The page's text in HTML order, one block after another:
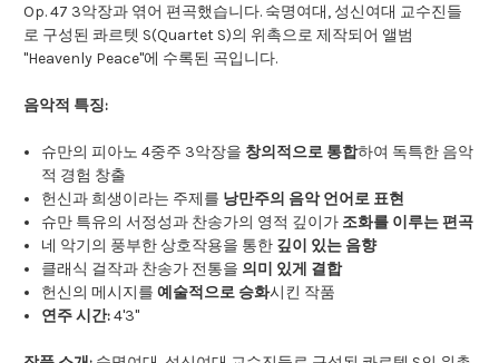
Op. 47 3악장과 엮어 편곡했습니다. 숙명여대, 성신여대 교수진들
로 구성된 콰르텟 S(Quartet S)의 위촉으로 제작되어 앨범
"Heavenly Peace"에 수록된 곡입니다.
음악적 특징:
슈만의 피아노 4중주 3악장을 창의적으로 통합하여 독특한 음악
적 경험 창출
헌신과 희생이라는 주제를 낭만주의 음악 언어로 표현
슈만 특유의 서정성과 찬송가의 영적 깊이가 조화를 이루는 편곡
네 악기의 풍부한 상호작용을 통한 깊이 있는 음향
클래식 걸작과 찬송가 전통을 의미 있게 결합
헌신의 메시지를예술적으로 승화시킨 작품
연주 시간:4'3"